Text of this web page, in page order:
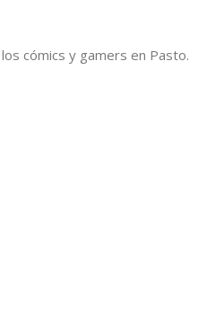
cómics y gamers en Pasto.